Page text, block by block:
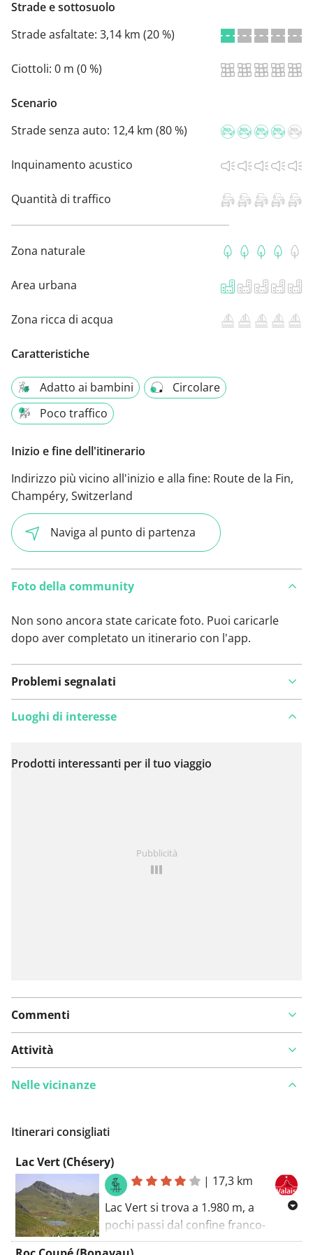
Strade e sottosuolo
Strade asfaltate: 3,14 km (20 %)
Ciottoli: 0 m (0 %)
Scenario
Strade senza auto: 12,4 km (80 %)
Inquinamento acustico
Quantità di traffico
Zona naturale
Area urbana
Zona ricca di acqua
Caratteristiche
Adatto ai bambini
Circolare
Poco traffico
Inizio e fine dell'itinerario
Indirizzo più vicino all'inizio e alla fine: Route de la Fin,
Champéry, Switzerland
Naviga al punto di partenza
Foto della community
Non sono ancora state caricate foto. Puoi caricarle
dopo aver completato un itinerario con l'app.
Problemi segnalati
Visualizza sulla mappa
Luoghi di interesse
Prodotti interessanti per il tuo viaggio
Pubblicità
Commenti
Attività
Nelle vicinanze
Itinerari consigliati
Lac Vert (Chésery)
| 17,3 km
Lac Vert si trova a 1.980 m, a
pochi passi dal confine franco-
svizzero. Una delle destinazioni più